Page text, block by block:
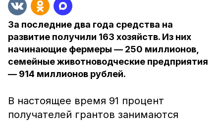
За последние два года средства на
развитие получили 163 хозяйств. Из них
начинающие фермеры — 250 миллионов,
семейные животноводческие предприятия
— 914 миллионов рублей.
В настоящее время 91 процент
получателей грантов занимаются